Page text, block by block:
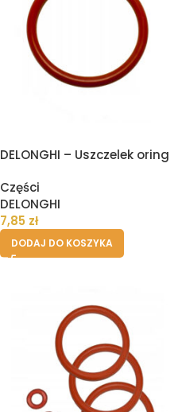
DELONGHI – Uszczelek oring
Części
DELONGHI
7,85 zł
DODAJ DO KOSZYKA